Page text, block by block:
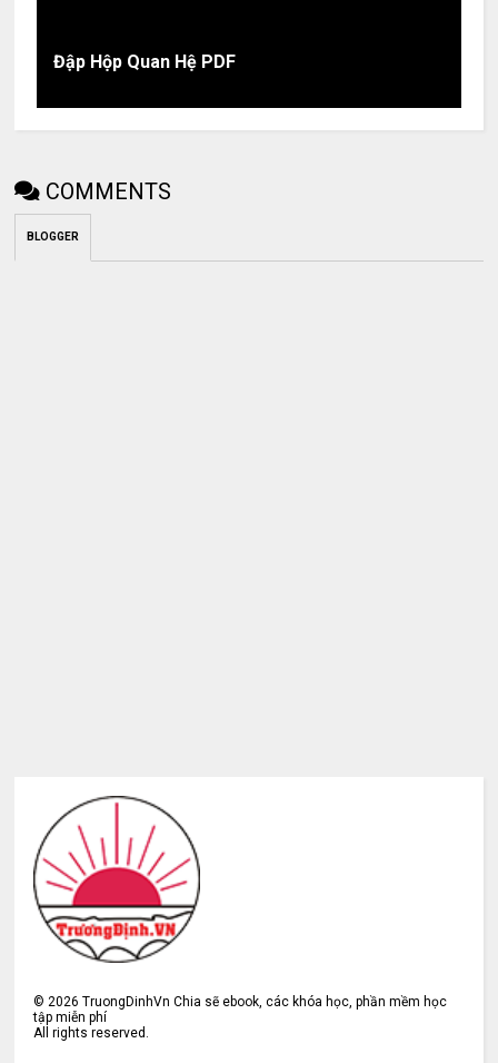
Đập Hộp Quan Hệ PDF
COMMENTS
BLOGGER
©2026 TruongDinhVn Chia sẽ ebook, các khóa học, phần mềm học
tập miễn phí
All rights reserved.